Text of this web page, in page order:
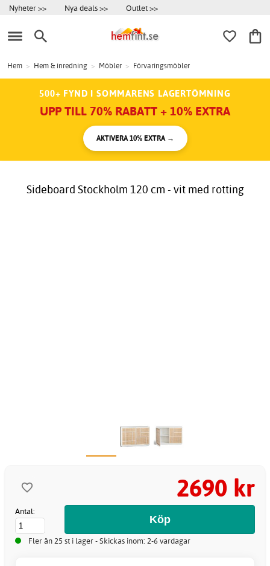
Nyheter >> Nya deals >> Outlet >>
Hem > Hem & inredning > Möbler > Förvaringsmöbler
500+ FYND I SOMMARENS LAGERTÖMNING
UPP TILL 70% RABATT + 10% EXTRA
AKTIVERA 10% EXTRA →
Sideboard Stockholm 120 cm - vit med rotting
2690 kr
Antal:
Fler än 25 st i lager - Skickas inom: 2-6 vardagar